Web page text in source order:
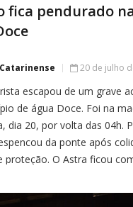
fica pendurado
20 de julho
escapou de um grave
de água Doce. Foi na
dia 20, por volta das 04h.
da ponte após
proteção. O Astra ficou